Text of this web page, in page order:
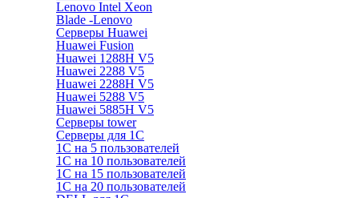
Lenovo Intel Xeon
Blade -Lenovo
Серверы Huawei
Huawei Fusion
Huawei 1288H V5
Huawei 2288 V5
Huawei 2288H V5
Huawei 5288 V5
Huawei 5885H V5
Серверы tower
Серверы для 1C
1С на 5 пользователей
1С на 10 пользователей
1С на 15 пользователей
1С на 20 пользователей